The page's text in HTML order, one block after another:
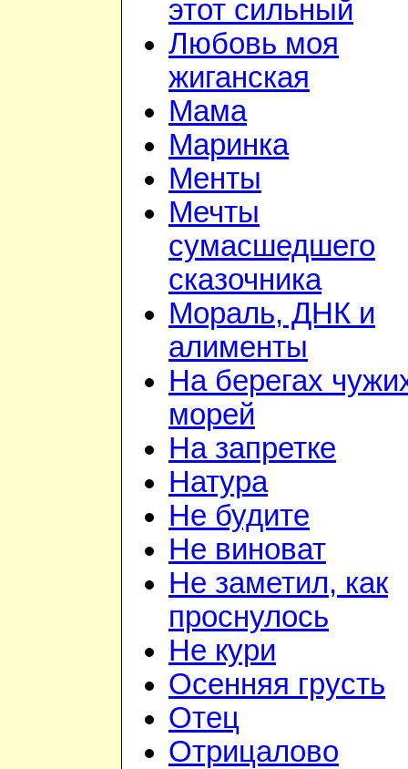
этот сильный
Любовь моя
жиганская
Мама
Маринка
Менты
Мечты
сумасшедшего
сказочника
Мораль, ДНК и
алименты
На берегах
морей
На запретке
Натура
Не будите
Не виноват
Не заметил, как
проснулось
Не кури
Осенняя грусть
Отец
Отрицалово